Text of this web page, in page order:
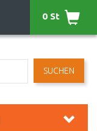
SUCHEN
0 St